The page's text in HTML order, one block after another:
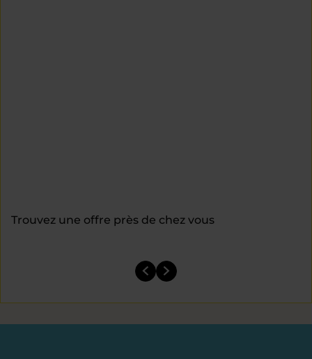
Trouvez une offre près de chez vous